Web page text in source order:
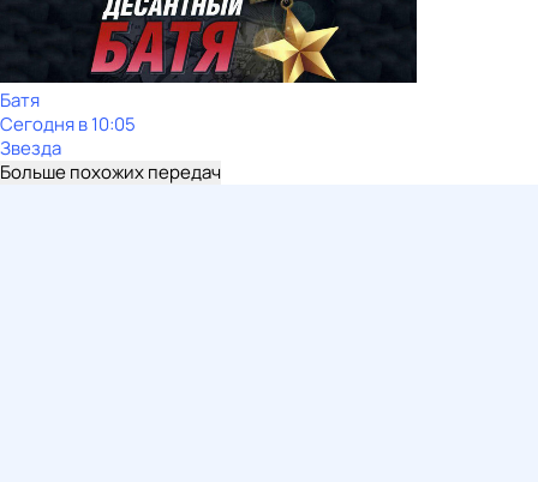
Батя
Сегодня в 10:05
Звезда
Больше похожих передач